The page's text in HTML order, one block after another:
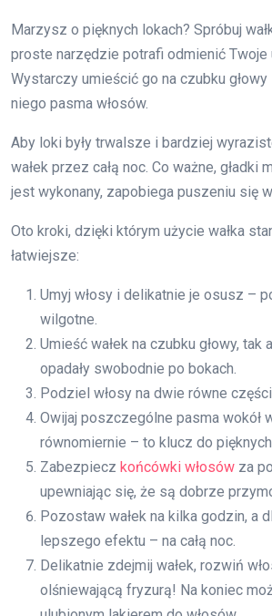
Marzysz o pięknych lokach? Spróbuj
proste narzędzie potrafi odmienić Twoje
Wystarczy umieścić go na czubku głowy
niego pasma włosów.
Aby loki były trwalsze i bardziej
wałek przez całą noc. Co ważne, gładki
jest wykonany, zapobiega puszeniu się
Oto kroki, dzięki którym użycie wałka
łatwiejsze:
Umyj włosy i delikatnie je osusz –
wilgotne.
Umieść wałek na czubku głowy, tak
opadały swobodnie po bokach.
Podziel włosy na dwie równe
Owijaj poszczególne pasma wokół
równomiernie – to klucz do
Zabezpiecz końcówki włosów za
upewniając się, że są dobrze
Pozostaw wałek na kilka godzin, a
lepszego efektu – na całą noc.
Delikatnie zdejmij wałek, rozwiń
olśniewającą fryzurą! Na koniec